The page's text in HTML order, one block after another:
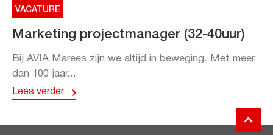
VACATURE
Marketing projectmanager (32-40uur)
Bij AVIA Marees zijn we altijd in beweging. Met meer
dan 100 jaar...
Lees verder